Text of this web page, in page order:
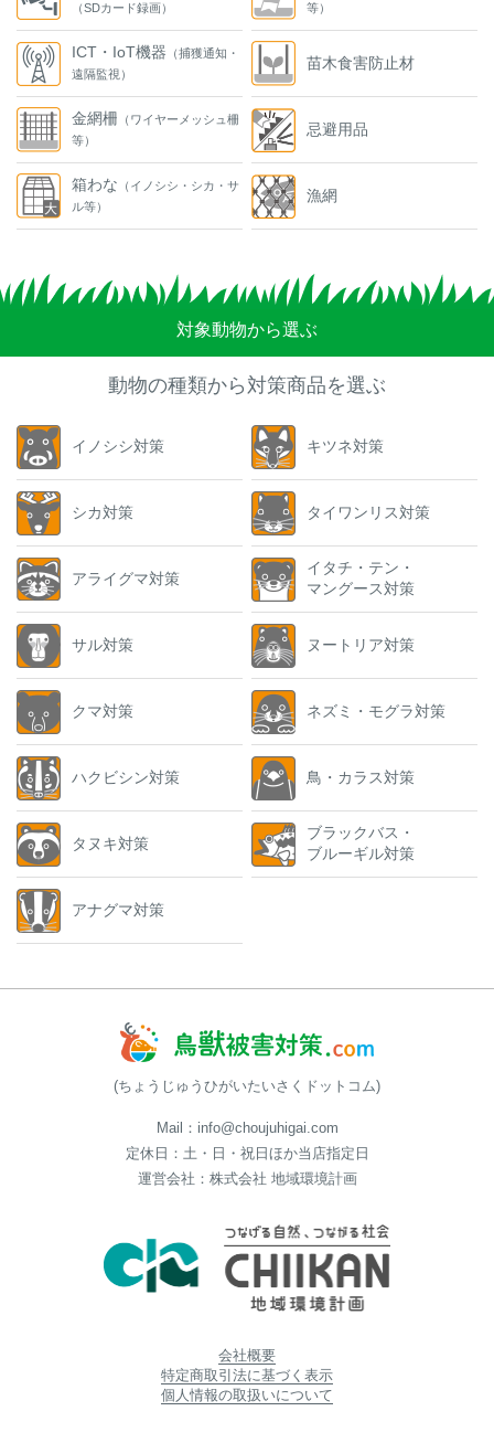
（SDカード録画）
ICT・IoT機器 （捕獲通知・
遠隔監視）
金網柵 （ワイヤーメッシュ柵
等）
箱わな （イノシシ・シカ・サ
ル等）
等）
苗木食害防止材
忌避用品
漁網
対象動物から選ぶ
動物の種類から対策商品を選ぶ
イノシシ対策
シカ対策
アライグマ対策
サル対策
クマ対策
ハクビシン対策
タヌキ対策
アナグマ対策
キツネ対策
タイワンリス対策
イタチ・テン・
マングース対策
ヌートリア対策
ネズミ・モグラ対策
鳥・カラス対策
ブラックバス・
ブルーギル対策
(ちょうじゅうひがいたいさくドットコム)
Mail：info@choujuhigai.com
定休日：土・日・祝日ほか当店指定日
運営会社：株式会社 地域環境計画
会社概要
特定商取引法に基づく表示
個人情報の取扱いについて